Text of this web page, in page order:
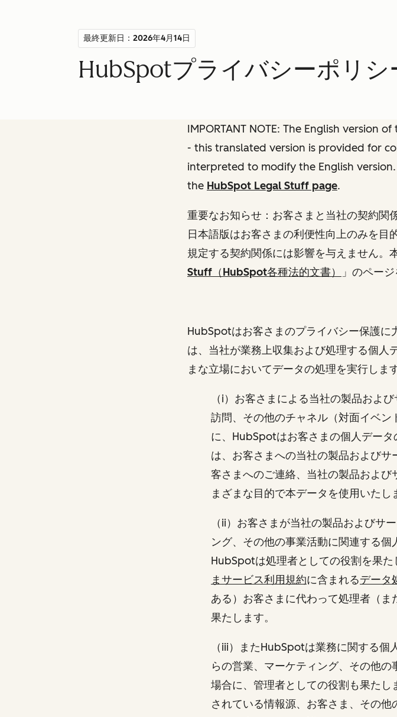
最終更新日：2026年4月14日
HubSpotプライバシーポリシ
IMPORTANT NOTE: The English version
- this translated version is provided for
interpreted to modify the English
the HubSpot Legal Stuff page.
重要なお知らせ：お客さまと当社の契約関
日本語版はお客さまの利便性向上のみを
規定する契約関係には影響を与えません。
Stuff（HubSpot各種法的文書）
」 のページ
HubSpotはお客さまのプライバシー保護に
は、当社が業務上収集および処理する個
まな立場においてデータの処理を実行します
（i）お客さまによる当社の製品およ
訪問、その他のチャネル（対面イベ
に、HubSpotはお客さまの個人デー
は、お客さまへの当社の製品および
客さまへのご連絡、当社の製品およ
まざまな目的で本データを使用いたし
（ii）お客さまが当社の製品およびサ
ング、その他の事業活動に関連する個
HubSpotは処理者としての役割を果
まサービス利用規約に含まれるデータ
ある）お客さまに代わって処理者（
果たします。
（iii）またHubSpotは業務に関する
らの営業、マーケティング、その他
場合に、管理者としての役割も果た
されている情報源、お客さま、その